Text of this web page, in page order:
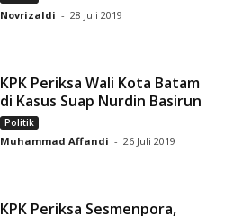
Novrizaldi - 28 Juli 2019
KPK Periksa Wali Kota Batam
di Kasus Suap Nurdin Basirun
Politik
Muhammad Affandi - 26 Juli 2019
KPK Periksa Sesmenpora,